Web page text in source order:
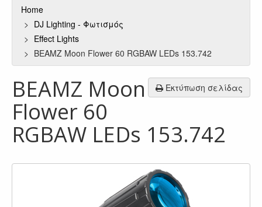
Home
DJ Lighting - Φωτισμός
Effect Lights
BEAMZ Moon Flower 60 RGBAW LEDs 153.742
Εκτύπωση σελίδας
BEAMZ Moon
Flower 60
RGBAW LEDs 153.742